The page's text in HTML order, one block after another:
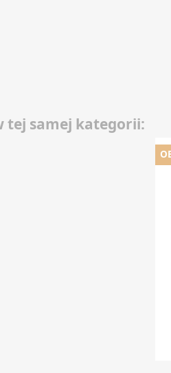
tej samej kategorii: